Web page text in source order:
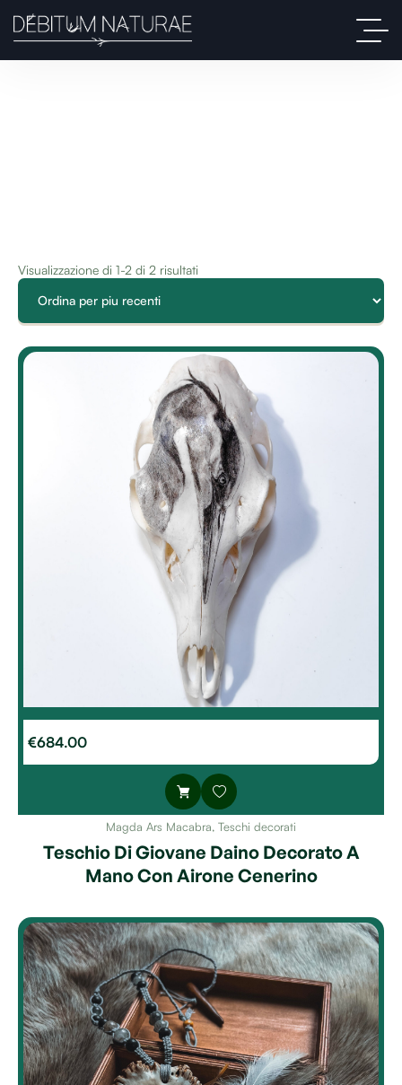
Visualizzazione di 1-2 di 2 risultati
€684.00
Magda Ars Macabra, Teschi decorati
Teschio Di Giovane Daino Decorato A
Mano Con Airone Cenerino